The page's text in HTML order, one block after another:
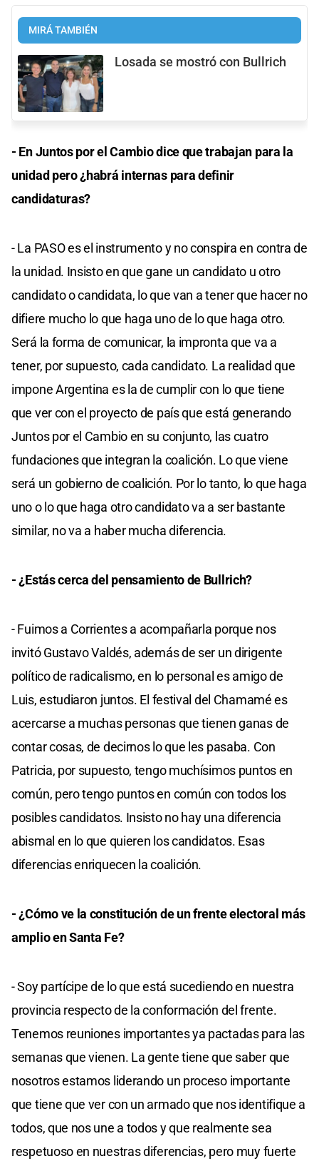
MIRÁ TAMBIÉN
Losada se mostró con Bullrich
- En Juntos por el Cambio dice que trabajan para la
unidad pero ¿habrá internas para definir
candidaturas?
- La PASO es el instrumento y no conspira en contra de
la unidad. Insisto en que gane un candidato u otro
candidato o candidata, lo que van a tener que hacer no
difiere mucho lo que haga uno de lo que haga otro.
Será la forma de comunicar, la impronta que va a
tener, por supuesto, cada candidato. La realidad que
impone Argentina es la de cumplir con lo que tiene
que ver con el proyecto de país que está generando
Juntos por el Cambio en su conjunto, las cuatro
fundaciones que integran la coalición. Lo que viene
será un gobierno de coalición. Por lo tanto, lo que haga
uno o lo que haga otro candidato va a ser bastante
similar, no va a haber mucha diferencia.
- ¿Estás cerca del pensamiento de Bullrich?
- Fuimos a Corrientes a acompañarla porque nos
invitó Gustavo Valdés, además de ser un dirigente
político de radicalismo, en lo personal es amigo de
Luis, estudiaron juntos. El festival del Chamamé es
acercarse a muchas personas que tienen ganas de
contar cosas, de decirnos lo que les pasaba. Con
Patricia, por supuesto, tengo muchísimos puntos en
común, pero tengo puntos en común con todos los
posibles candidatos. Insisto no hay una diferencia
abismal en lo que quieren los candidatos. Esas
diferencias enriquecen la coalición.
- ¿Cómo ve la constitución de un frente electoral más
amplio en Santa Fe?
- Soy partícipe de lo que está sucediendo en nuestra
provincia respecto de la conformación del frente.
Tenemos reuniones importantes ya pactadas para las
semanas que vienen. La gente tiene que saber que
nosotros estamos liderando un proceso importante
que tiene que ver con un armado que nos identifique a
todos, que nos une a todos y que realmente sea
respetuoso en nuestras diferencias, pero muy fuerte